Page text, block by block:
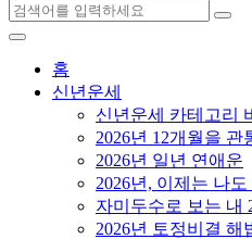
홈
신년운세
신년운세 카테고리
2026년 12개월을 관
2026년 일년 연애운
2026년, 이제는 나
자미두수로 보는 내
2026년 토정비결 해